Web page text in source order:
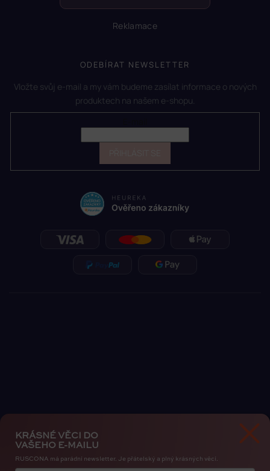
Reklamace
ODEBÍRAT NEWSLETTER
Vložte svůj e-mail a my vám budeme zasílat informace o nových
produktech na našem e-shopu.
KRÁSNÉ VĚCI DO
VAŠEHO E-MAILU
RUSCONA má parádní newsletter. Je přátelský a plný krásných věcí.